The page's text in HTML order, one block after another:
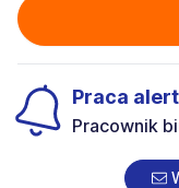
Praca
Pracownik